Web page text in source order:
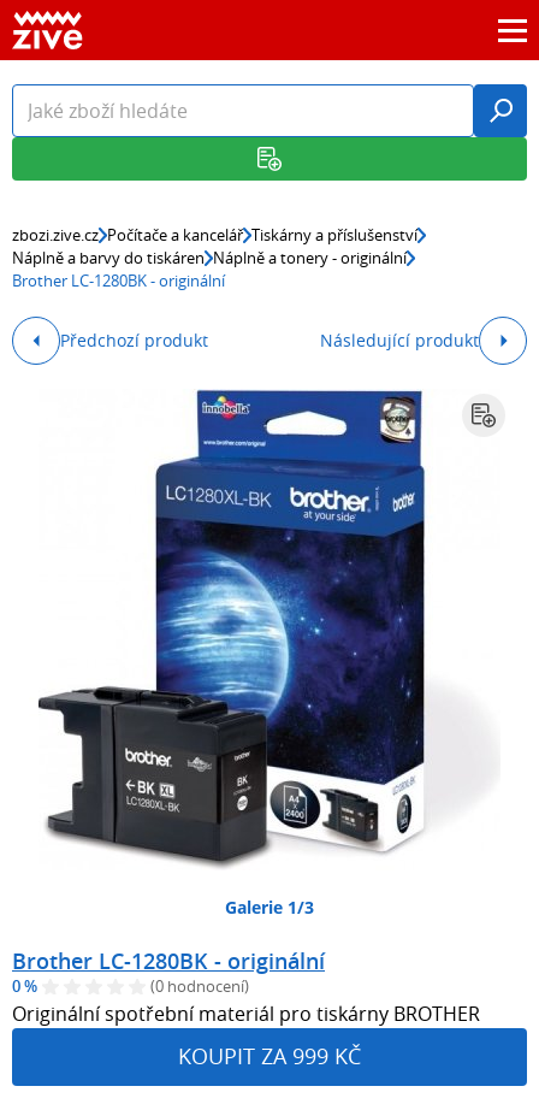
zbozi.zive.cz Počítače a kancelář Tiskárny a příslušenství
Náplně a barvy do tiskáren Náplně a tonery - originální
Brother LC-1280BK - originální
Předchozí produkt Následující produkt
Galerie 1/3
Brother LC-1280BK - originální
0 % (0 hodnocení)
Originální spotřební materiál pro tiskárny BROTHER
KOUPIT ZA 999 KČ